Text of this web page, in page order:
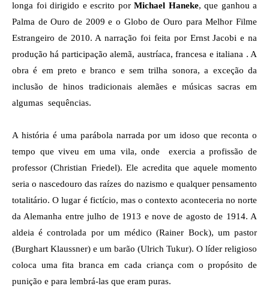
longa foi dirigido e escrito por Michael Haneke, que ganhou a
Palma de Ouro de 2009 e o Globo de Ouro para Melhor Filme
Estrangeiro de 2010. A narração foi feita por Ernst Jacobi e na
produção há participação alemã, austríaca, francesa e italiana . A
obra é em preto e branco e sem trilha sonora, a exceção da
inclusão de hinos tradicionais alemães e músicas sacras em
algumas  sequências.
A história é uma parábola narrada por um idoso que reconta o
tempo que viveu em uma vila, onde  exercia a profissão de
professor (Christian Friedel). Ele acredita que aquele momento
seria o nascedouro das raízes do nazismo e qualquer pensamento
totalitário. O lugar é fictício, mas o contexto aconteceria no norte
da Alemanha entre julho de 1913 e nove de agosto de 1914. A
aldeia é controlada por um médico (Rainer Bock), um pastor
(Burghart Klaussner) e um barão (Ulrich Tukur). O líder religioso
coloca uma fita branca em cada criança com o propósito de
punição e para lembrá-las que eram puras.